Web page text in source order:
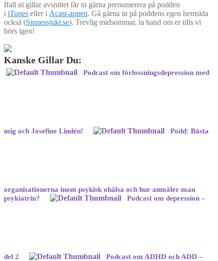
Ifall ni gillar avsnittet får ni gärna prenumerera på podden
i iTunes eller i Acast-appen. Gå gärna in på poddens egen hemsida
också (Sinnessjukt.se). Trevlig midsommar, ta hand om er tills vi
hörs igen!
Kanske Gillar Du:
Podcast om förlossningsdepression med
mig och Josefine Lindén! Podd: Bästa
organisationerna inom psykisk ohälsa och hur anmäler man
psykiatrin?
Podcast om depression –
del 2 Podcast om ADHD och ADD –